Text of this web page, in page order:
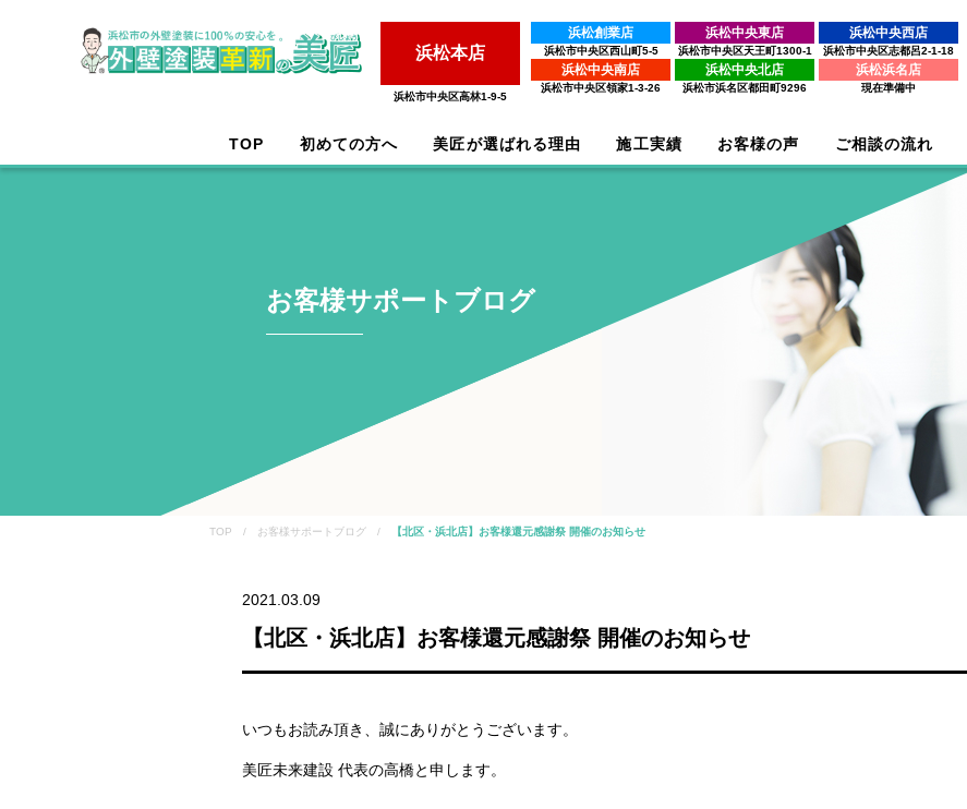
浜松本店
浜松市中央区高林1-9-5
浜松創業店
浜松市中央区西山町5-5
浜松中央東店
浜松市中央区天王町1300-1
浜松中央西店
浜松市中央区志都呂2-1-18
浜松中央南店
浜松市中央区領家1-3-26
浜松中央北店
浜松市浜名区都田町9296
浜松浜名店
現在準備中
TOP 初めての方へ 美匠が選ばれる理由 施工実績 お客様の声 ご相談の流れ
お客様サポートブログ
TOP / お客様サポートブログ / 【北区・浜北店】お客様還元感謝祭 開催のお知らせ
2021.03.09
【北区・浜北店】お客様還元感謝祭 開催のお知らせ
いつもお読み頂き、誠にありがとうございます。
美匠未来建設 代表の高橋と申します。